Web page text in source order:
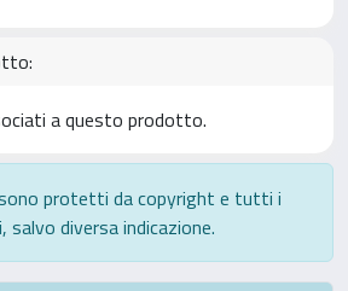
a questo prodotto.
protetti da copyright e tutti i
diversa indicazione.